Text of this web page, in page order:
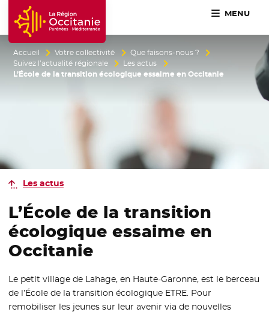
Accueil Région Occitanie / Pyrénées-Méditerranée
MENU
Accueil Votre collectivité
Que faisons-nous ?
Suivez l’actualité régionale
Les actus
L’École de la transition écologique essaime en Occitanie
Les actus
L’École de la transition
écologique essaime en
Occitanie
Le petit village de Lahage, en Haute-Garonne, est le berceau
de l’École de la transition écologique ETRE. Pour
remobiliser les jeunes sur leur avenir via de nouvelles